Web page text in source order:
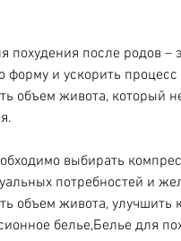
похудения после родов –
и ускорить процесс
объем живота, который
выбирать
потребностей и
объем живота, улучшить
белье,Белье для